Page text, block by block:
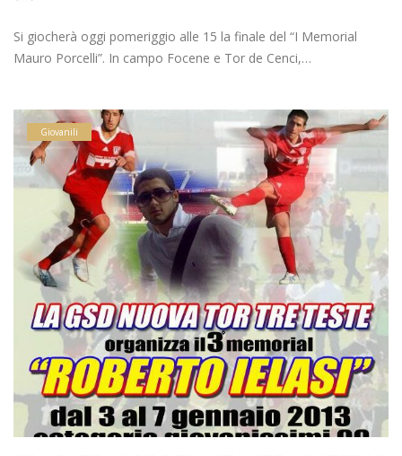
Si giocherà oggi pomeriggio alle 15 la finale del “I Memorial
Mauro Porcelli”. In campo Focene e Tor de Cenci,…
Giovanili